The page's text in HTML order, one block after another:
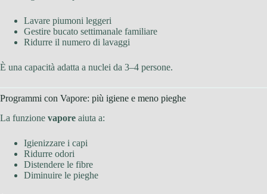
Lavare piumoni leggeri
Gestire bucato settimanale familiare
Ridurre il numero di lavaggi
È una capacità adatta a nuclei da 3–4 persone.
Programmi con Vapore: più igiene e meno pieghe
La funzione vapore aiuta a:
Igienizzare i capi
Ridurre odori
Distendere le fibre
Diminuire le pieghe